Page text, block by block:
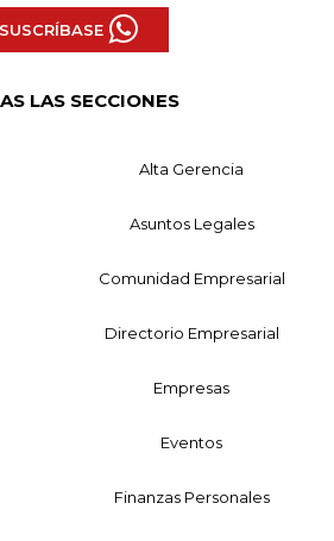
SUSCRÍBASE
LAS SECCIONES
Alta Gerencia
Asuntos Legales
Comunidad Empresarial
Directorio Empresarial
Empresas
Eventos
Finanzas Personales